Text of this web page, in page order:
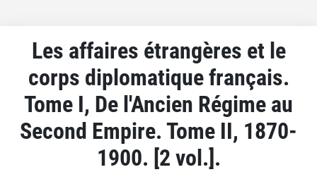
Les affaires étrangères et le
corps diplomatique français.
Tome I, De l'Ancien Régime au
Second Empire. Tome II, 1870-
1900. [2 vol.].